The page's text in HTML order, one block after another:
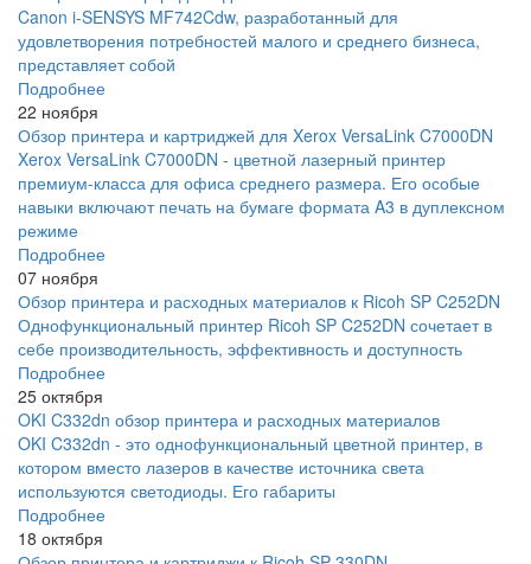
Canon i-SENSYS MF742Cdw, разработанный для
удовлетворения потребностей малого и среднего бизнеса,
представляет собой
Подробнее
22 ноября
Обзор принтера и картриджей для Xerox VersaLink C7000DN
Xerox VersaLink C7000DN - цветной лазерный принтер
премиум-класса для офиса среднего размера. Его особые
навыки включают печать на бумаге формата A3 в дуплексном
режиме
Подробнее
07 ноября
Обзор принтера и расходных материалов к Ricoh SP C252DN
Однофункциональный принтер Ricoh SP C252DN сочетает в
себе производительность, эффективность и доступность
Подробнее
25 октября
OKI C332dn обзор принтера и расходных материалов
OKI C332dn - это однофункциональный цветной принтер, в
котором вместо лазеров в качестве источника света
используются светодиоды. Его габариты
Подробнее
18 октября